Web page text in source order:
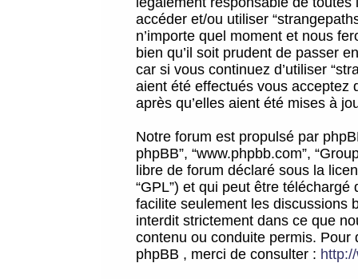
accéder et/ou utiliser
n’importe quel moment et nous
bien qu’il soit prudent de passer
car si vous continuez d’utiliser
aient été effectués vous acceptez
après qu’elles aient été mises à
Notre forum est propulsé par
phpBB”, “www.phpbb.com”,
libre de forum déclaré sous la
“GPL”) et qui peut être téléchargé
facilite seulement les discussions
interdit strictement dans ce que
contenu ou conduite permis.
phpBB , merci de consulter :